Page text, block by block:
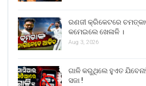
ରଣଜୀ କ୍ରିକେଟରେ
କମେଇଲେ ଖେଳାଳି ।
Aug 3, 2026
ଗାଳି କରୁଥିଲେ ହୁଏତ
ସଜା !